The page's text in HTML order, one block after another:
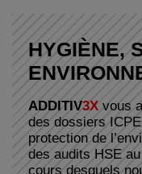
HYGIÈNE,
ADDITIV3X vous
des dossiers
protection de
des audits HSE
cours desquels